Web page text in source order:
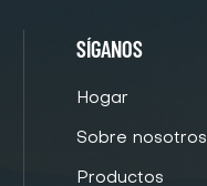
SÍGANOS
Hogar
Sobre nosotros
Productos